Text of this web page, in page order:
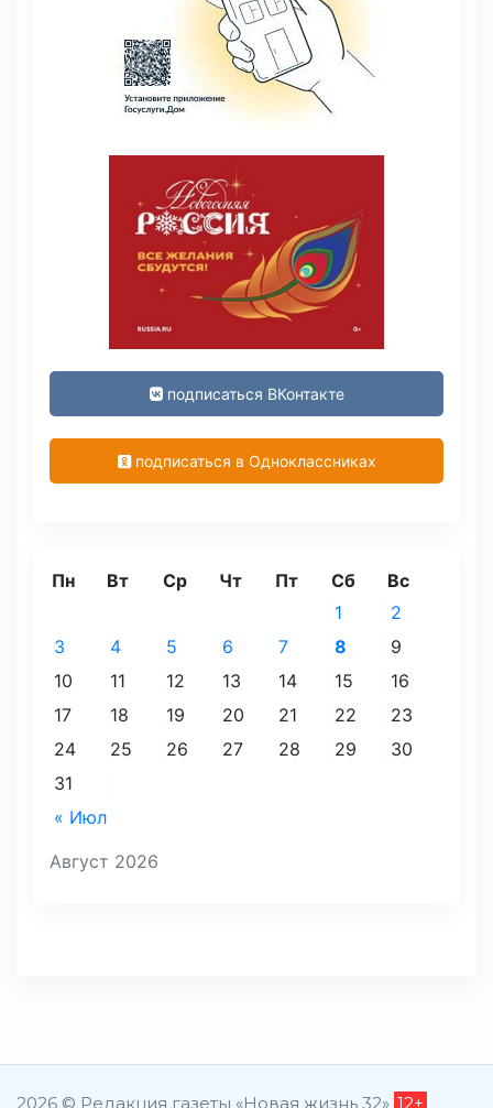
подписаться ВКонтакте
подписаться в Одноклассниках
Август 2026
Пн Вт Ср Чт Пт Сб Вс
« Июл
1
2
3
4 5 6 7 8
9
10
11 12 13 14 15
16
17
18 19 20 21 22
23
24
25 26 27 28 29
30
31
2026 © Редакция газеты «Новая жизнь 32» 12+